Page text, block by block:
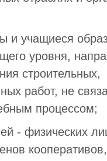
и учащиеся
уровня,
строительных,
работ, не
процессом;
- физических